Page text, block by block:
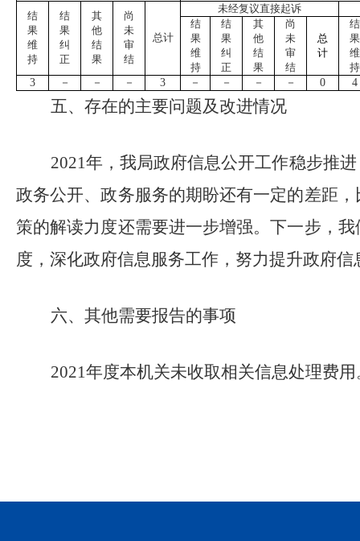
结
果
维
持
结
果
纠
正
其
他
结
果
尚
未
审
结
总计
未经复议直接起诉
结
果
维
持
结
果
纠
正
其
他
结
果
尚
未
审
结
总
计
结
果
维
持
3
－ － － 3 － － － － 0 4
五、存在的主要问题及改进情况
2021年，我局政府信息公开工作稳步推
政务公开、政务服务的期盼还有一定的差距
策的解读力度还需要进一步增强。下一步，
度，深化政府信息服务工作，努力提升政府信
六、其他需要报告的事项
2021年度本机关未收取相关信息处理费用